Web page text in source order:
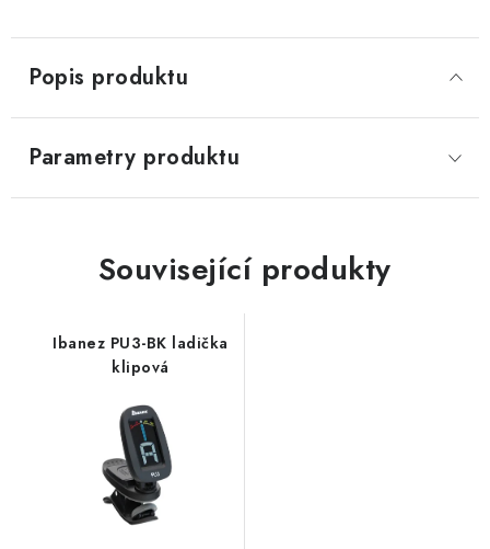
Popis produktu
Parametry produktu
Související produkty
Ibanez PU3-BK ladička
klipová